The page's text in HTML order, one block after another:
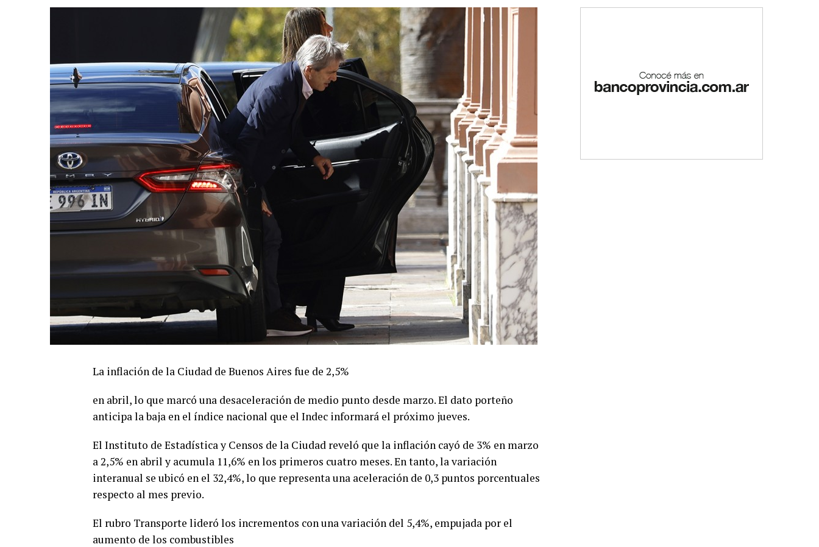
La inflación de la Ciudad de Buenos Aires fue de 2,5%
en abril, lo que marcó una desaceleración de medio punto desde marzo. El dato porteño
anticipa la baja en el índice nacional que el Indec informará el próximo jueves.
El Instituto de Estadística y Censos de la Ciudad reveló que la inflación cayó de 3% en marzo
a 2,5% en abril y acumula 11,6% en los primeros cuatro meses. En tanto, la variación
interanual se ubicó en el 32,4%, lo que representa una aceleración de 0,3 puntos porcentuales
respecto al mes previo.
El rubro Transporte lideró los incrementos con una variación del 5,4%, empujada por el
aumento de los combustibles